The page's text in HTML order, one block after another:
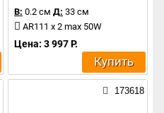
В: 0.2 см Д: 33 см
AR111 x 2 max 50W
Цена: 3 997 Р.
Купить
173618